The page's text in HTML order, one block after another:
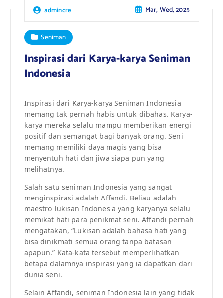
admincre Mar, Wed, 2025
Seniman
Inspirasi dari Karya-karya Seniman
Indonesia
Inspirasi dari Karya-karya Seniman Indonesia
memang tak pernah habis untuk dibahas. Karya-
karya mereka selalu mampu memberikan energi
positif dan semangat bagi banyak orang. Seni
memang memiliki daya magis yang bisa
menyentuh hati dan jiwa siapa pun yang
melihatnya.
Salah satu seniman Indonesia yang sangat
menginspirasi adalah Affandi. Beliau adalah
maestro lukisan Indonesia yang karyanya selalu
memikat hati para penikmat seni. Affandi pernah
mengatakan, “Lukisan adalah bahasa hati yang
bisa dinikmati semua orang tanpa batasan
apapun.” Kata-kata tersebut memperlihatkan
betapa dalamnya inspirasi yang ia dapatkan dari
dunia seni.
Selain Affandi, seniman Indonesia lain yang tidak